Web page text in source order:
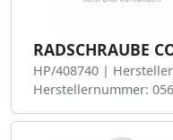
RADSCHRAUBE
HP/408740 |
Herstellernummer: